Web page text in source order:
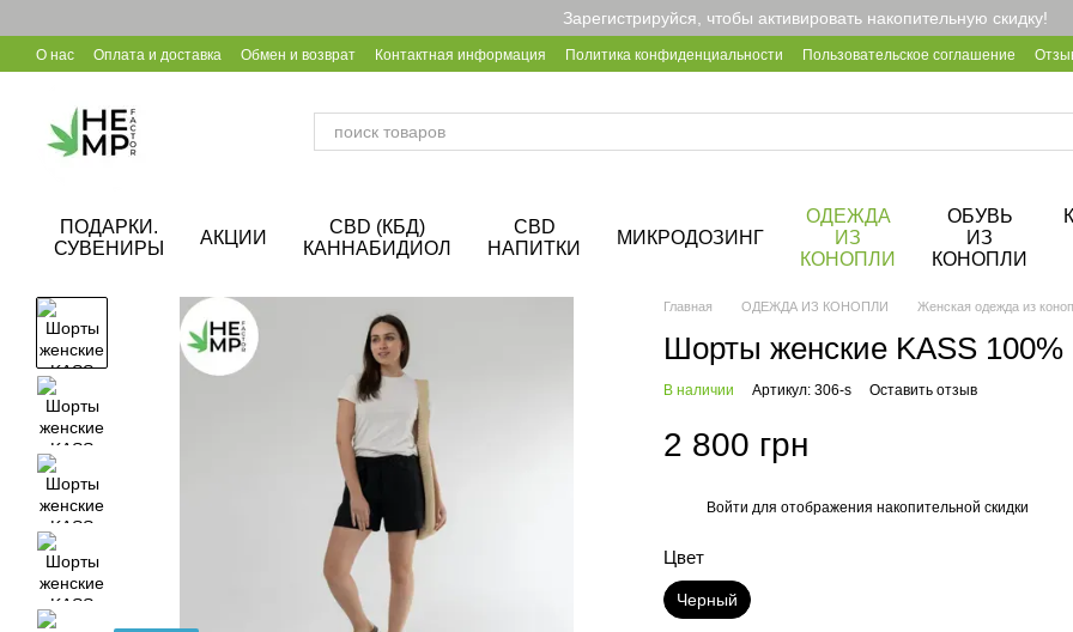
Зарегистрируйся, чтобы активировать накопительную скидку!
О нас Оплата и доставка Обмен и возврат Контактная информация Политика конфиденциальности Пользовательское соглашение
ПОДАРКИ.
СУВЕНИРЫ
АКЦИИ
CBD (КБД)
КАННАБИДИОЛ
CBD
НАПИТКИ
МИКРОДОЗИНГ
ОДЕЖДА
ИЗ
КОНОПЛИ
ОБУВЬ
ИЗ
КОНОПЛИ
Главная ОДЕЖДА ИЗ КОНОПЛИ Женская одежда из
Шорты женские KASS 100%
В наличии Артикул: 306-s Оставить отзыв
2 800 грн
Войти для отображения накопительной скидки
Цвет
Черный